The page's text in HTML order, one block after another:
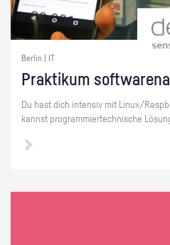
Berlin | IT
Prak­ti­kum
Du hast dich in­ten­siv mit Linux/
kannst pro­gram­mier­tech­ni­sche